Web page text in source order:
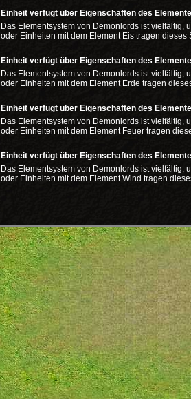
Einheit verfügt über Eigenschaften des
Das Elementsystem von Demonlords ist vielfältig,
oder Einheiten mit dem Element Eis tragen dieses
Einheit verfügt über Eigenschaften des
Das Elementsystem von Demonlords ist vielfältig,
oder Einheiten mit dem Element Erde tragen
Einheit verfügt über Eigenschaften des
Das Elementsystem von Demonlords ist vielfältig,
oder Einheiten mit dem Element Feuer tragen
Einheit verfügt über Eigenschaften des
Das Elementsystem von Demonlords ist vielfältig,
oder Einheiten mit dem Element Wind tragen